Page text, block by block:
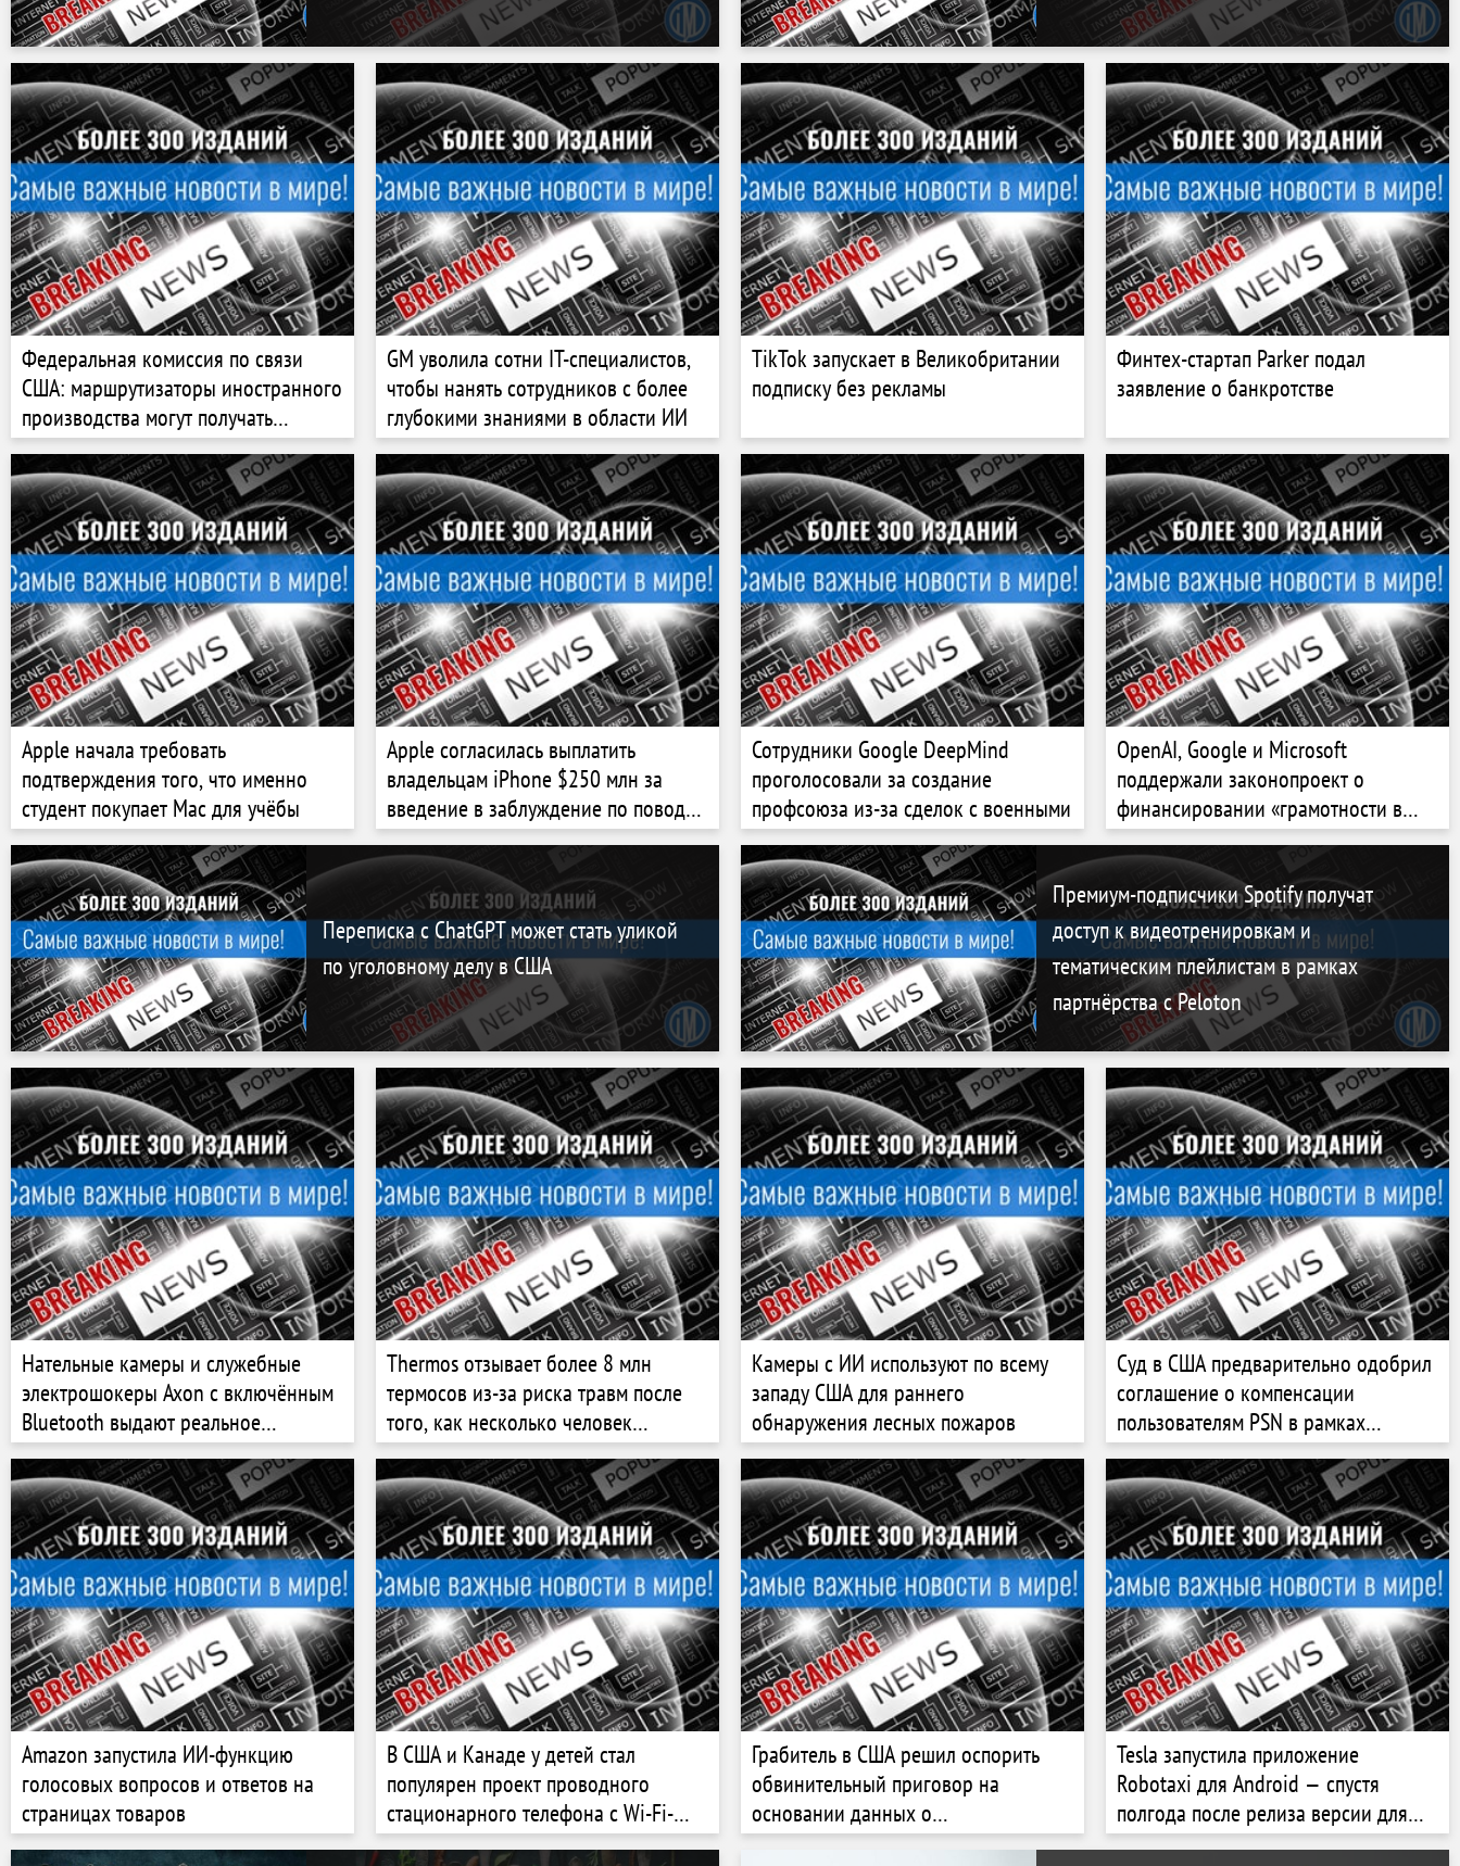
Федеральная комиссия по связи
США: маршрутизаторы иностранного
производства могут получать
обновления до 2029 года
GM уволила сотни IT-специалистов,
чтобы нанять сотрудников с более
глубокими знаниями в области ИИ
TikTok запускает в Великобритании
подписку без рекламы
Финтех-стартап Parker подал
заявление о банкротстве
Apple начала требовать
подтверждения того, что именно
студент покупает Mac для учёбы
Apple согласилась выплатить
владельцам iPhone $250 млн за
введение в заблуждение по поводу
Apple Intelligence
Сотрудники Google DeepMind
проголосовали за создание
профсоюза из-за сделок с военными
OpenAI, Google и Microsoft
поддержали законопроект о
финансировании «грамотности в
области ИИ» в школах США
Переписка с ChatGPT может стать уликой
по уголовному делу в США
Премиум-подписчики Spotify получат
доступ к видеотренировкам и
тематическим плейлистам в рамках
партнёрства с Peloton
Нательные камеры и служебные
электрошокеры Axon с включённым
Bluetooth выдают реальное
местоположение владельца
Thermos отзывает более 8 млн
термосов из-за риска травм после
того, как несколько человек
«необратимо потеряли зрение»
Камеры с ИИ используют по всему
западу США для раннего
обнаружения лесных пожаров
Суд в США предварительно одобрил
соглашение о компенсации
пользователям PSN в рамках
коллективного иска против Sony
Amazon запустила ИИ-функцию
голосовых вопросов и ответов на
страницах товаров
В США и Канаде у детей стал
популярен проект проводного
стационарного телефона с Wi-Fi-
подключением Tin Can
Грабитель в США решил оспорить
обвинительный приговор на
основании данных о
местоположении своего мобильного
Tesla запустила приложение
Robotaxi для Android — спустя
полгода после релиза версии для
iOS